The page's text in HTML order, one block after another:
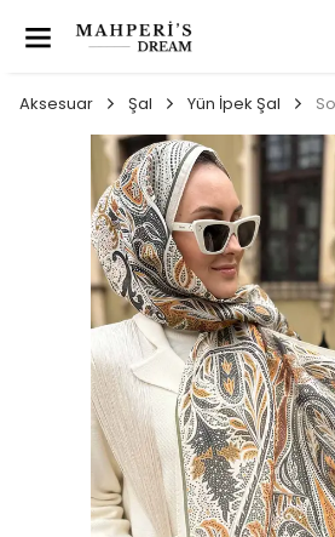
Aksesuar Şal Yün İpek Şal